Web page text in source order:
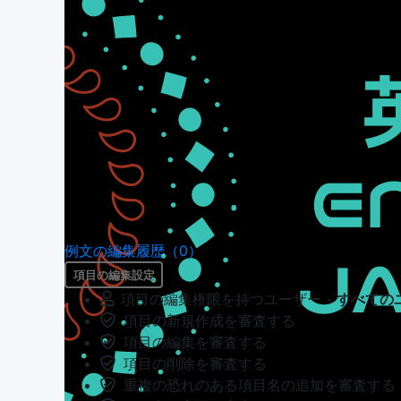
例文の編集履歴（0）
項目の編集設定
項目の編集権限を持つユーザー -すべての
項目の新規作成を審査する
項目の編集を審査する
項目の削除を審査する
重複の恐れのある項目名の追加を審査する